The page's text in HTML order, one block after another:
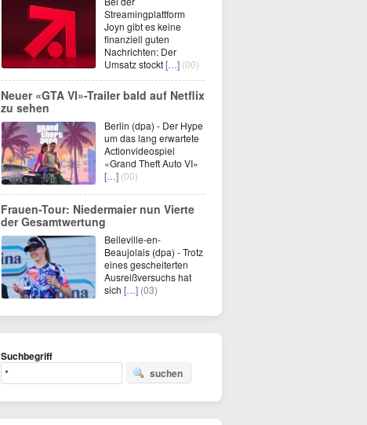
Streamingplattform
Joyn gibt es keine
finanziell guten
Nachrichten: Der
Umsatz stockt[…] (00)
Neuer «GTA VI»-Trailer bald auf Netflix
zu sehen
Berlin (dpa) - Der Hype
um das lang erwartete
Actionvideospiel
«Grand Theft Auto VI»
[…] (00)
Frauen-Tour: Niedermaier nun Vierte
der Gesamtwertung
Belleville-en-
Beaujolais (dpa) - Trotz
eines gescheiterten
Ausreißversuchs hat
sich […] (03)
Suchbegriff
suchen